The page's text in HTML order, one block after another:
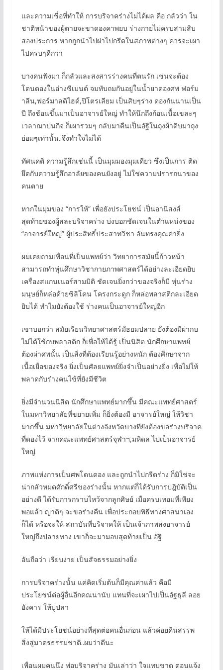
และความเชื่อที่ทำให้ การบริจาคร่างไม่ได้ผล คือ กลัวว่า ใน
ชาติหน้าของผู้ตายจะขาดองคาพยบ ร่างกายไม่ครบสามสิบ
สองประการ หากถูกนำไปผ่าไปกรีดในสภาพต่างๆ ควรจะเผา
ไปครบๆดีกว่า
บางคนฟังมา ก็กลัวและสงสารร่างคนที่ตนรัก เช่นจะต้อง
โดนดองในอ่างซีเมนต์ จมทับถมกันอยู่ในน้ำยาดองศพ ฟอร์ม
าลีน,ฟอร์มาลดิไฮด์,ปิโตรเลียม เป็นสิบๆร่าง ดองกันนานเป็น
ปี ถึงช้อนขึ้นมาเป็นอาจารย์ใหญ่ ทำให้นึกถึงก้อนเนื้อเขละๆ
เวลาฌาปนกิจ ก็เผารวมๆ กลับมาคืนเป็นอัฐิในถุงผ้าดิบมาถุง
ย่อมๆเท่านั้น..จึงทำใจไม่ได้
ทัศนคติ ความรู้สึกเช่นนี้ เป็นมุมมองมุมเดียว ซึ่งเป็นการ ติด
ยึดกับความรู้สึกอาลัยของคนยังอยู่ ไม่ใช่ความปรารถนาของ
คนตาย
หากในมุมของ “การให้” เพื่อยังประโยชน์ เป็นอานิสงส์
สุดท้ายของผู้สละบริจาคร่าง บ่งบอกชัดเจนในตำแหน่งของ
“อาจารย์ใหญ่” ผู้ประสิทธิ์ประสาทวิชา อันทรงคุณค่ายิ่ง
ผมเคยถามเพื่อนที่เป็นแพทย์ว่า วิทยาการสมัยนี้ก้าวหน้า
สามารถทำหุ่นศึกษาวิชากายภาพศาสตร์ได้อย่างละเอียดยิบ
เครื่องสแกนเนอร์สามมิติ ชัดเจนยิ่งกว่าของจริงก็มี หุ่นร่าง
มนุษย์ก็หล่อด้วยซิลิโคน โครงกระดูก ก็หล่อพลาสติกละเอียด
ยิบได้ ทำไมยังต้องใช้ ร่างคนเป็นอาจารย์ใหญ่อีก
เขาบอกว่า สมัยเรียนวิทยาศาสตร์มัธยมปลาย ยังต้องมีผ่ากบ
ไม่ได้ใช้กบพลาสติก ก็เพื่อให้ได้รู้ เป็นนิสิต นักศึกษาแพทย์
ต้องผ่าศพนั้น เป็นสิ่งที่ต้องเรียนรู้อย่างหนัก ต้องศึกษาจาก
เนื้อเยื่อของจริง ยิ่งเป็นศัลยแพทย์ยิ่งจำเป็นอย่างยิ่ง เพื่อไม่ให้
พลาดกับร่างคนไข้ที่ยังมีชีวิต
ยิ่งมีจำนวนนิสิต นักศึกษาแพทย์มากขึ้น มีคณะแพทย์ศาสตร์
ในมหาวิทยาลัยที่ขยายเพิ่ม ก็ยิ่งต้องมี อาจารย์ใหญ่ ให้วิชา
มากขึ้น มหาวิทยาลัยในต่างจังหวัดบางทียังต้องขอร่างบริจาค
ที่ดองไว้ จากคณะแพทย์ศาสตร์จุฬาฯ,มหิดล ไปเป็นอาจารย์
ใหญ่
ภาพแห่งการเป็นศพโดนดอง และถูกนำไปกรีดร่าง ก็มิใช่จะ
น่ากลัวหมดศักดิ์ศรีของร่างนั้น หากแต่ก็ได้รับการปฎิบัติเป็น
อย่างดี ได้รับการกราบไหว้จากลูกศิษย์ เมื่อครบเทอมที่เพียง
พอแล้ว ญาติๆ จะขอร่างคืน เพื่อประกอบพิธีทางศาสนาเอง
ก็ได้ หรือจะให้ สถาบันที่บริจาคให้ เป็นเจ้าภาพส่งอาจารย์
ใหญ่ถึงปลายทาง เขาก็จะมามอบสุดท้ายเป็น อัฐิ
อันถือว่า เรียบง่าย เป็นสัจธรรมอย่างยิ่ง
การบริจาคร่างนั้น แค่คิดเริ่มต้นก็มีคุณค่าแล้ว คือมี
ประโยชน์ต่อผู้อื่นอีกคณนานับ แทนที่จะเผาไปเป็นอัฐธุลี ลอย
อังคาร ให้ปูปลา
ให้ได้มีประโยชน์อย่างที่สุดต่อคนอื่นก่อน แล้วค่อยคืนสรรพ
สิ่งสู่มาดรธรรมชาติ..ผมว่าดีนะ
เพื่อนผมคนนึง พ่อบริจาคร่าง มันเล่าว่า ใจแทบขาด ตอนแจ้ง